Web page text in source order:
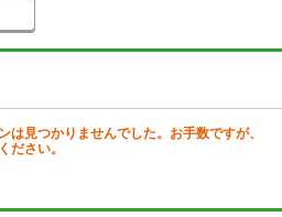
は見つかりませんでした。お手数ですが、
ださい。